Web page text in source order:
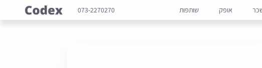
אופק שותפות 073-2270270